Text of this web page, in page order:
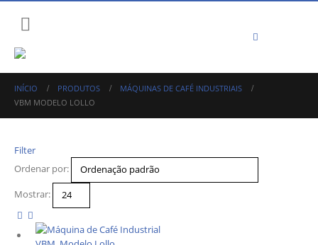
INÍCIO PRODUTOS
MÁQUINAS DE CAFÉ INDUSTRIAIS
VBM MODELO LOLLO
Filter
Ordenar por:
Mostrar: